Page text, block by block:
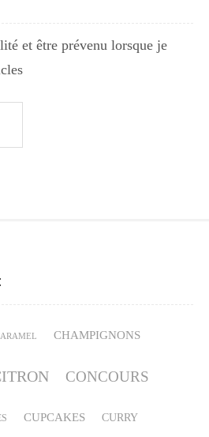
et être prévenu lorsque je
CHAMPIGNONS
CONCOURS
CUPCAKES CURRY